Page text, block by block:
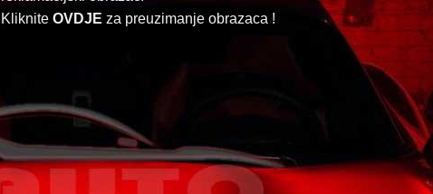
Kliknite OVDJE za preuzimanje obrazaca !